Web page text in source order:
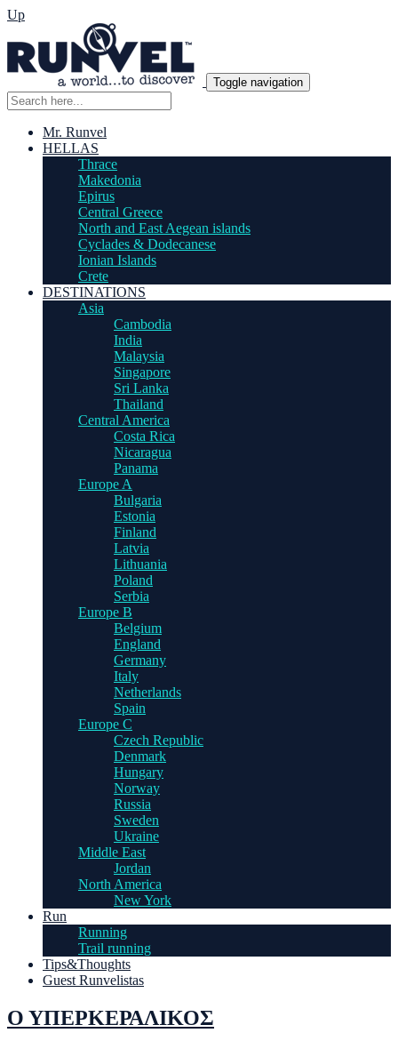
Up
Toggle navigation
Mr. Runvel
HELLAS
Thrace
Makedonia
Epirus
Central Greece
North and East Aegean islands
Cyclades & Dodecanese
Ionian Islands
Crete
DESTINATIONS
Asia
Cambodia
India
Malaysia
Singapore
Sri Lanka
Thailand
Central America
Costa Rica
Nicaragua
Panama
Europe A
Bulgaria
Estonia
Finland
Latvia
Lithuania
Poland
Serbia
Europe B
Belgium
England
Germany
Italy
Netherlands
Spain
Europe C
Czech Republic
Denmark
Hungary
Norway
Russia
Sweden
Ukraine
Middle East
Jordan
North America
New York
Run
Running
Trail running
Tips&Thoughts
Guest Runvelistas
Ο ΥΠΕΡΚΕΡΑΛΙΚΟΣ